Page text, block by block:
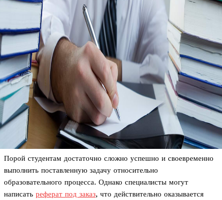
Порой студентам достаточно сложно успешно и своевременно
выполнить поставленную задачу относительно
образовательного процесса. Однако специалисты могут
написать реферат под заказ, что действительно оказывается